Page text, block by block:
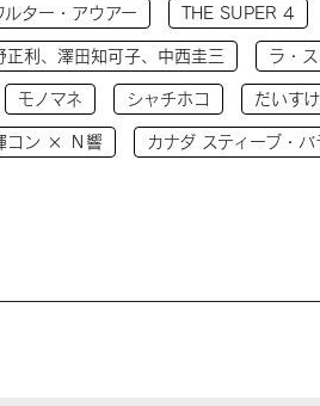
ルター・アウアー THE SUPER 4
正利、澤田知可子、中西圭三 ラ・
モノマネ シャチホコ だいす
コン × Ｎ響 カナダ スティーブ・バ